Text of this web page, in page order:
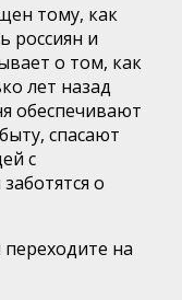
тому, как
россиян и
о том, как
лет назад
обеспечивают
спасают
с
о
на